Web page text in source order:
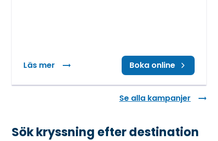
Läs mer
: Spara upp till 8 485 kr Boka online
Se alla kampanjer
Sök kryssning efter destination